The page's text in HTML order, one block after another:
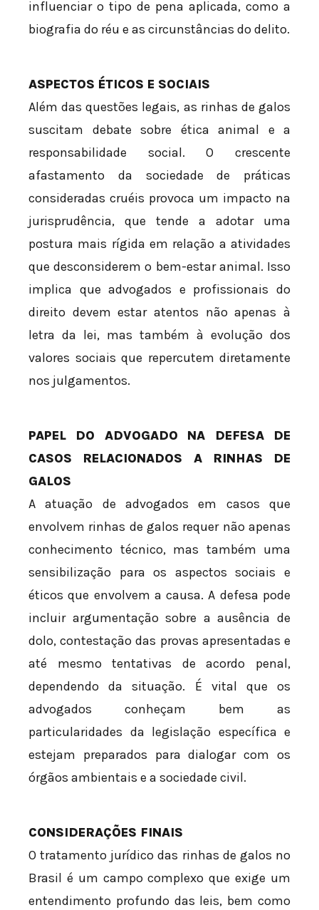
influenciar o tipo de pena aplicada, como a
biografia do réu e as circunstâncias do delito.
ASPECTOS ÉTICOS E SOCIAIS
Além das questões legais, as rinhas de galos
suscitam debate sobre ética animal e a
responsabilidade social. O crescente
afastamento da sociedade de práticas
consideradas cruéis provoca um impacto na
jurisprudência, que tende a adotar uma
postura mais rígida em relação a atividades
que desconsiderem o bem-estar animal. Isso
implica que advogados e profissionais do
direito devem estar atentos não apenas à
letra da lei, mas também à evolução dos
valores sociais que repercutem diretamente
nos julgamentos.
PAPEL DO ADVOGADO NA DEFESA DE
CASOS RELACIONADOS A RINHAS DE
GALOS
A atuação de advogados em casos que
envolvem rinhas de galos requer não apenas
conhecimento técnico, mas também uma
sensibilização para os aspectos sociais e
éticos que envolvem a causa. A defesa pode
incluir argumentação sobre a ausência de
dolo, contestação das provas apresentadas e
até mesmo tentativas de acordo penal,
dependendo da situação. É vital que os
advogados conheçam bem as
particularidades da legislação específica e
estejam preparados para dialogar com os
órgãos ambientais e a sociedade civil.
CONSIDERAÇÕES FINAIS
O tratamento jurídico das rinhas de galos no
Brasil é um campo complexo que exige um
entendimento profundo das leis, bem como